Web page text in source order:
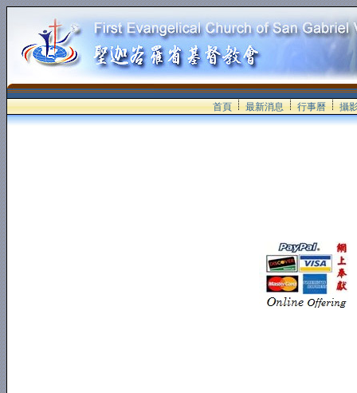
首頁 最新消息 行事曆 攝